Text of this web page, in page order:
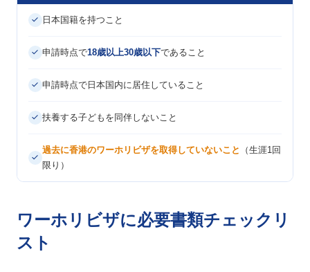
日本国籍を持つこと
申請時点で18歳以上30歳以下であること
申請時点で日本国内に居住していること
扶養する子どもを同伴しないこと
過去に香港のワーホリビザを取得していないこと
（生涯1回
限り）
ワーホリビザに必要書類チェックリ
スト